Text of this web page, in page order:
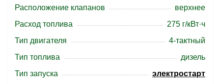
Расположение клапанов
верхнее
Расход топлива
275 г/кВт·ч
Тип двигателя
4-тактный
Тип топлива
дизель
Тип запуска
электростарт